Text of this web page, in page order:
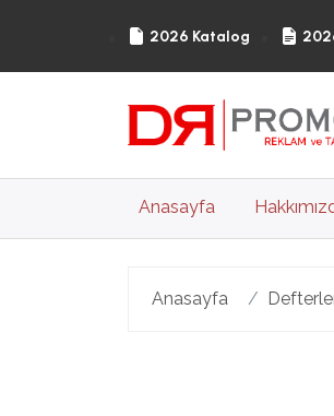
2026 Katalog
Anasayfa (current)
Anasayfa